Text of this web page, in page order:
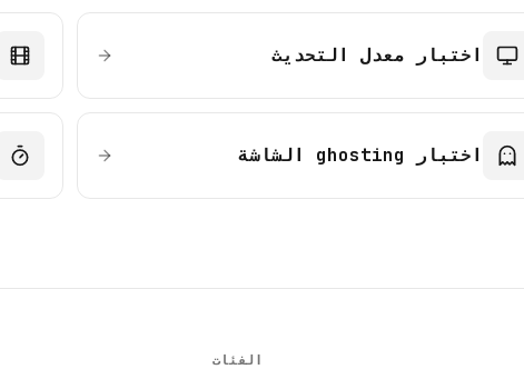
اختبار معدل التحديث
اختبار ghosting الشاشة
الفئات